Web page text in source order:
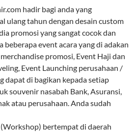
hadir bagi anda yang
ulang tahun dengan desain custom
promosi yang sangat cocok dan
event acara yang di adakan
promosi, Event Haji dan
Event Launching perusahaan /
dapat di bagikan kepada setiap
souvenir nasabah Bank, Asuransi,
atau perusahaan. Anda sudah
bertempat di daerah